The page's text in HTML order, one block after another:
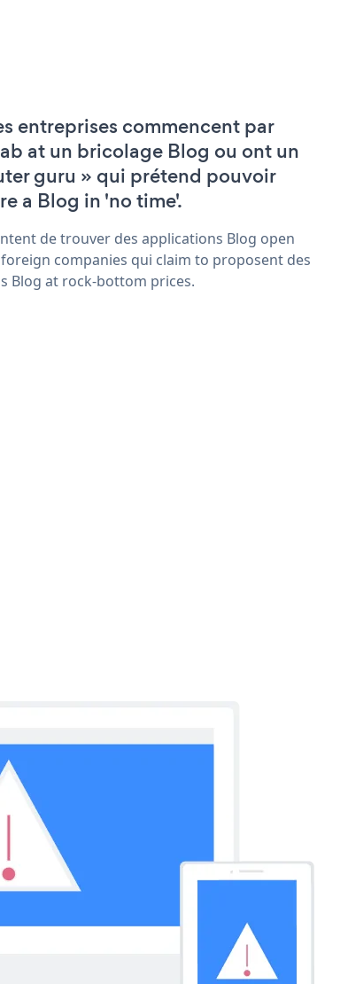
entreprises commencent par
at un bricolage Blog ou ont un
guru » qui prétend pouvoir
a Blog in 'no time'.
de trouver des applications Blog open
companies qui claim to proposent des
Blog at rock-bottom prices.